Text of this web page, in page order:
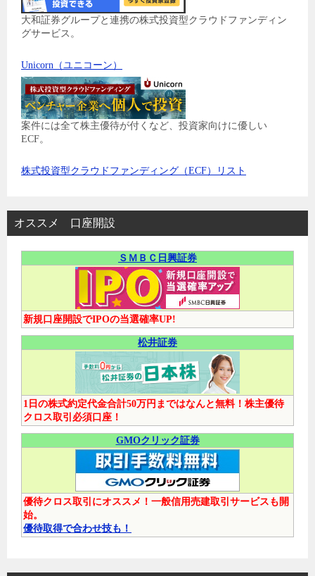
大和証券グループと連携の株式投資型クラウドファンディン
グサービス。
Unicorn（ユニコーン）
案件には全て株主優待が付くなど、投資家向けに優しい
ECF。
株式投資型クラウドファンディング（ECF）リスト
オススメ 口座開設
ＳＭＢＣ日興証券
新規口座開設でIPOの当選確率UP!
松井証券
1日の株式約定代金合計50万円まではなんと無料！株主優待
クロス取引必須口座！
GMOクリック証券
優待クロス取引にオススメ！一般信用売建取引サービスも開
始。
優待取得で合わせ技も！